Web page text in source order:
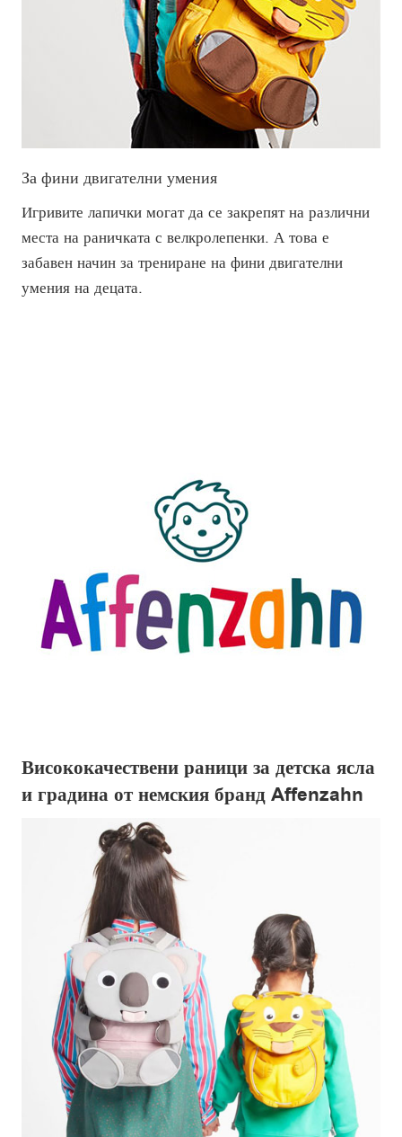
За фини двигателни умения
Игривите лапички могат да се закрепят на различни
места на раничката с велкролепенки. А това е
забавен начин за трениране на фини двигателни
умения на децата.
Висококачествени раници за детска ясла
и градина от немския бранд Affenzahn